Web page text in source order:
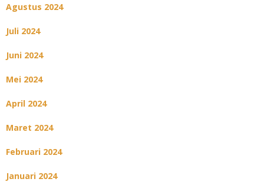
Agustus 2024
Juli 2024
Juni 2024
Mei 2024
April 2024
Maret 2024
Februari 2024
Januari 2024